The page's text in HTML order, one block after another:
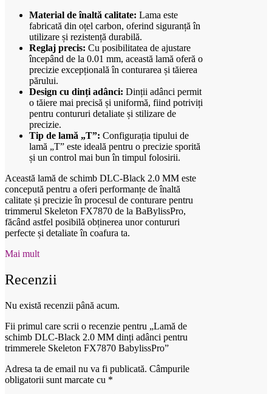
Material de înaltă calitate: Lama este
fabricată din oțel carbon, oferind siguranță în
utilizare și rezistență durabilă.
Reglaj precis: Cu posibilitatea de ajustare
începând de la 0.01 mm, această lamă oferă o
precizie excepțională în conturarea și tăierea
părului.
Design cu dinți adânci: Dinții adânci permit
o tăiere mai precisă și uniformă, fiind potriviți
pentru contururi detaliate și stilizare de
precizie.
Tip de lamă „T”: Configurația tipului de
lamă „T” este ideală pentru o precizie sporită
și un control mai bun în timpul folosirii.
Această lamă de schimb DLC-Black 2.0 MM este
concepută pentru a oferi performanțe de înaltă
calitate și precizie în procesul de conturare pentru
trimmerul Skeleton FX7870 de la BaBylissPro,
făcând astfel posibilă obținerea unor contururi
perfecte și detaliate în coafura ta.
Mai mult
Recenzii
Nu există recenzii până acum.
Fii primul care scrii o recenzie pentru „Lamă de
schimb DLC-Black 2.0 MM dinți adânci pentru
trimmerele Skeleton FX7870 BabylissPro”
Adresa ta de email nu va fi publicată. Câmpurile
obligatorii sunt marcate cu *